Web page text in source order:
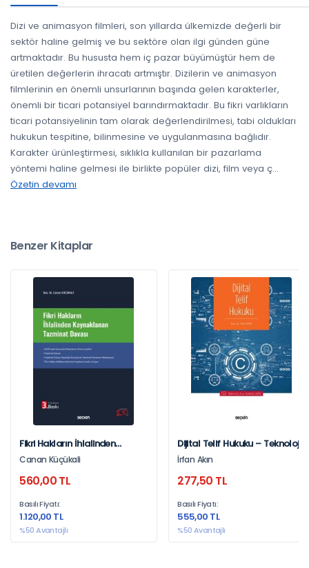
Dizi ve animasyon filmleri, son yıllarda ülkemizde değerli bir
sektör haline gelmiş ve bu sektöre olan ilgi günden güne
artmaktadır. Bu hususta hem iç pazar büyümüştür hem de
üretilen değerlerin ihracatı artmıştır. Dizilerin ve animasyon
filmlerinin en önemli unsurlarının başında gelen karakterler,
önemli bir ticari potansiyel barındırmaktadır. Bu fikri varlıkların
ticari potansiyelinin tam olarak değerlendirilmesi, tabi oldukları
hukukun tespitine, bilinmesine ve uygulanmasına bağlıdır.
Karakter ürünleştirmesi, sıklıkla kullanılan bir pazarlama
yöntemi haline gelmesi ile birlikte popüler dizi, film veya ç...
Özetin devamı
Benzer Kitaplar
Fikri Hakların İhlalinden
Kaynaklanan Tazminat
Canan Küçükali
560,00 TL
Basılı Fiyatı:
1.120,00 TL
%50 Avantajlı
Dijital Telif Hukuku – Teknoloji
Ve Hukuk Dizisi –
İrfan Akın
277,50 TL
Basılı Fiyatı:
555,00 TL
%50 Avantajlı